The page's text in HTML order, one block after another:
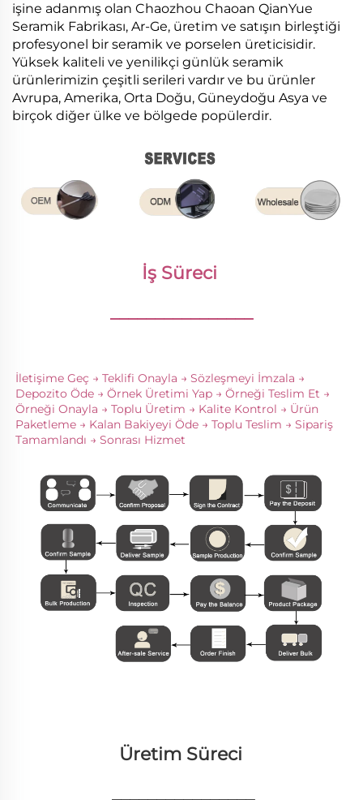
işine adanmış olan Chaozhou Chaoan QianYue
Seramik Fabrikası, Ar-Ge, üretim ve satışın birleştiği
profesyonel bir seramik ve porselen üreticisidir.
Yüksek kaliteli ve yenilikçi günlük seramik
ürünlerimizin çeşitli serileri vardır ve bu ürünler
Avrupa, Amerika, Orta Doğu, Güneydoğu Asya ve
birçok diğer ülke ve bölgede popülerdir.
İş Süreci
________________
İletişime Geç → Teklifi Onayla → Sözleşmeyi İmzala →
Depozito Öde → Örnek Üretimi Yap → Örneği Teslim Et →
Örneği Onayla → Toplu Üretim → Kalite Kontrol → Ürün
Paketleme → Kalan Bakiyeyi Öde → Toplu Teslim → Sipariş
Tamamlandı → Sonrası Hizmet
Üretim Süreci
________________